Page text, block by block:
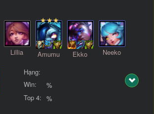
Lillia Amumu Ekko Neeko
Hạng:
Win:
%
Top 4: %